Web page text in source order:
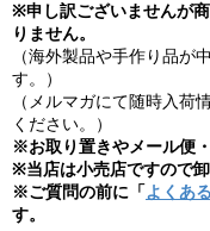
※申し訳ございませんが
りません。
（海外製品や手作り品が
す。）
（メルマガにて随時入荷
ください。）
※お取り置きやメール便
※当店は小売店ですので卸
※ご質問の前に「よくあ
す。